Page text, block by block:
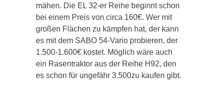
mähen. Die EL 32-er Reihe beginnt schon
bei einem Preis von circa 160€. Wer mit
großen Flächen zu kämpfen hat, der kann
es mit dem SABO 54-Vario probieren, der
1.500-1.600€ kostet. Möglich wäre auch
ein Rasentraktor aus der Reihe H92, den
es schon für ungefähr 3.500zu kaufen gibt.